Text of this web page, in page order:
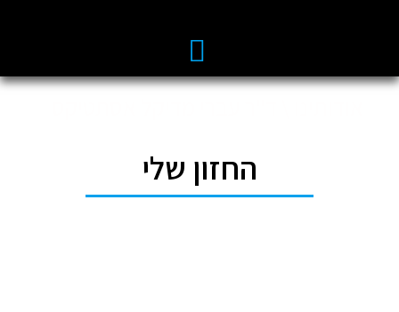
החזון שלי